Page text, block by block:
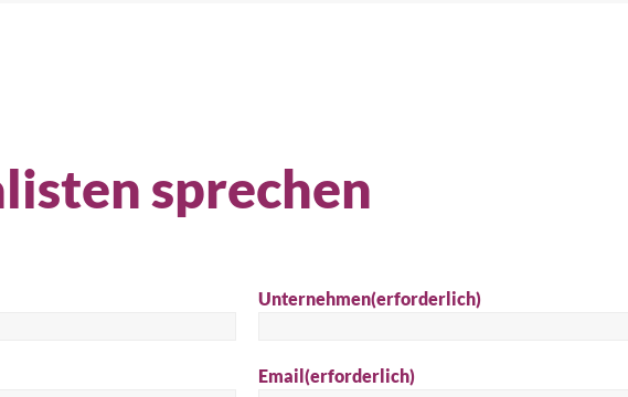
sprechen
Unternehmen(erforderlich)
Email(erforderlich)